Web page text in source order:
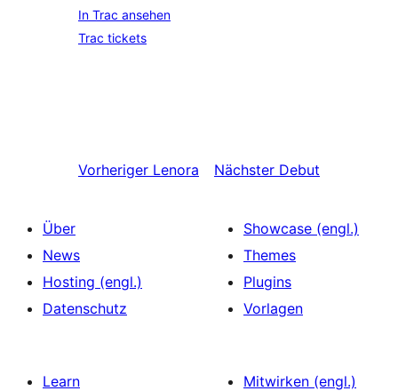
In Trac ansehen
Trac tickets
Vorheriger Lenora Nächster Debut
Über
News
Hosting (engl.)
Datenschutz
Showcase (engl.)
Themes
Plugins
Vorlagen
Learn
Mitwirken (engl.)